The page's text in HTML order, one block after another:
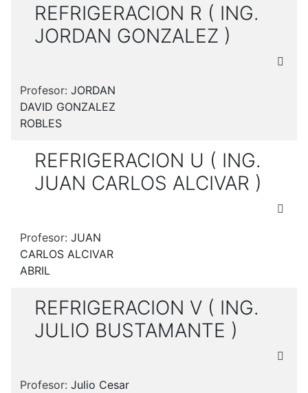
REFRIGERACION R ( ING.
JORDAN GONZALEZ )
Profesor: JORDAN
DAVID GONZALEZ
ROBLES
REFRIGERACION U ( ING.
JUAN CARLOS ALCIVAR )
Profesor: JUAN
CARLOS ALCIVAR
ABRIL
REFRIGERACION V ( ING.
JULIO BUSTAMANTE )
Profesor: Julio Cesar